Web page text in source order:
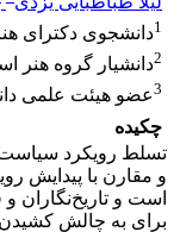
1دانشجوی دکترای
2دانشیار گروه هنر
3عضو هیئت علمی
چکیده
تسلط رویکرد سیاست-
و مقارن با پیدایش
است و تاریخ‌نگاران
برای به چالش کشیدن